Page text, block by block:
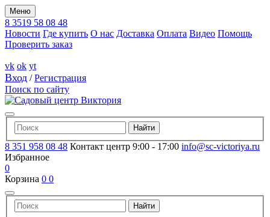
Меню
8 3519 58 08 48
Новости Где купить О нас Доставка Оплата Видео Помощь
Проверить заказ
vk ok yt
Вход /Регистрация
Поиск по сайту
8 351 958 08 48 Контакт центр 9:00 - 17:00 info@sc-victoriya.ru
Избранное
0
Корзина 0 0